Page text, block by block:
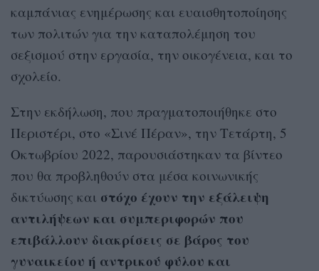
καμπάνιας ενημέρωσης και ευαισθητοποίησης
των πολιτών για την καταπολέμηση του
σεξισμού στην εργασία, την οικογένεια, και το
σχολείο.
Στην εκδήλωση, που πραγματοποιήθηκε στο
Περιστέρι, στο «Σινέ Πέραν», την Τετάρτη, 5
Οκτωβρίου 2022, παρουσιάστηκαν τα βίντεο
που θα προβληθούν στα μέσα κοινωνικής
δικτύωσης και στόχο έχουν την εξάλειψη
αντιλήψεων και συμπεριφορών που
επιβάλλουν διακρίσεις σε βάρος του
γυναικείου ή αντρικού φύλου και